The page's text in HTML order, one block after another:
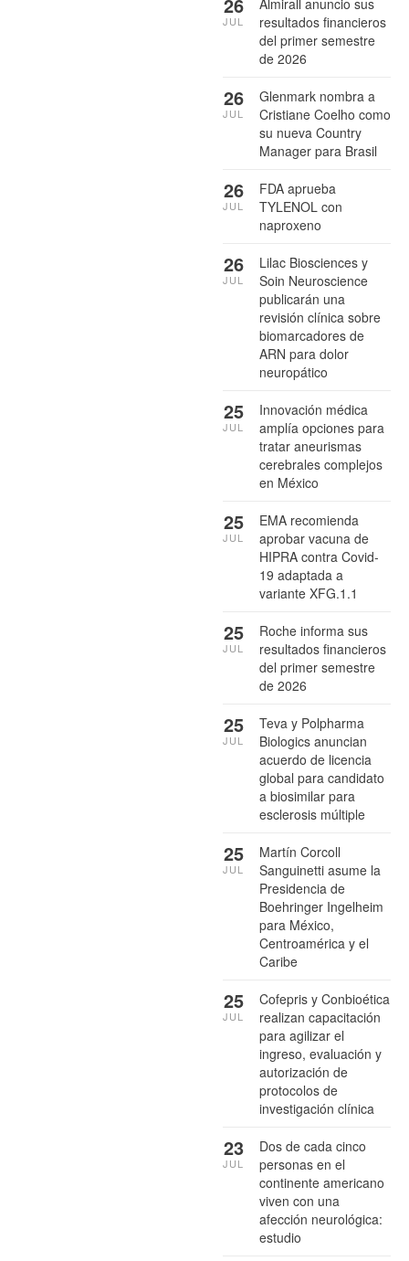
resultados financieros
del primer semestre
de 2026
JUL
Glenmark nombra a
Cristiane Coelho como
su nueva Country
Manager para Brasil
26
JUL
FDA aprueba
TYLENOL con
naproxeno
26
JUL
Lilac Biosciences y
Soin Neuroscience
publicarán una
revisión clínica sobre
biomarcadores de
ARN para dolor
neuropático
26
JUL
Innovación médica
amplía opciones para
tratar aneurismas
cerebrales complejos
en México
25
JUL
EMA recomienda
aprobar vacuna de
HIPRA contra Covid-
19 adaptada a
variante XFG.1.1
25
JUL
Roche informa sus
resultados financieros
del primer semestre
de 2026
25
JUL
Teva y Polpharma
Biologics anuncian
acuerdo de licencia
global para candidato
a biosimilar para
esclerosis múltiple
25
JUL
Martín Corcoll
Sanguinetti asume la
Presidencia de
Boehringer Ingelheim
para México,
Centroamérica y el
Caribe
25
JUL
Cofepris y Conbioética
realizan capacitación
para agilizar el
ingreso, evaluación y
autorización de
protocolos de
investigación clínica
25
JUL
Dos de cada cinco
personas en el
continente americano
viven con una
afección neurológica:
estudio
23
JUL